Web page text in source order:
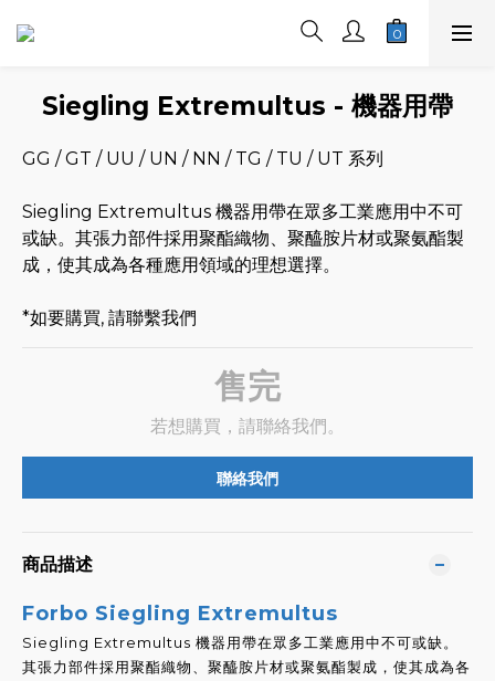
Siegling Extremultus - 機器用帶
GG / GT / UU / UN / NN / TG / TU / UT 系列
Siegling Extremultus 機器用帶在眾多工業應用中不可
或缺。其張力部件採用聚酯織物、聚醯胺片材或聚氨酯製
成，使其成為各種應用領域的理想選擇。
*如要購買, 請聯繫我們
售完
若想購買，請聯絡我們。
聯絡我們
商品描述
Forbo Siegling Extremultus
Siegling Extremultus 機器用帶在眾多工業應用中不可或缺。
其張力部件採用聚酯織物、聚醯胺片材或聚氨酯製成，使其成為各